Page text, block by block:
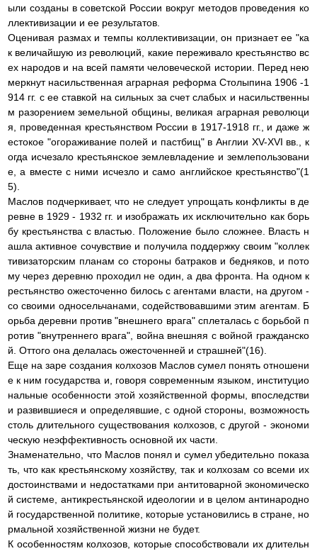
ыли созданы в советской России вокруг методов проведения ко
ллективизации и ее результатов.
Оценивая размах и темпы коллективизации, он признает ее "ка
к величайшую из революций, какие переживало крестьянство вс
ех народов и на всей памяти человеческой истории. Перед нею
меркнут насильственная аграрная реформа Столыпина 1906 -1
914 гг. с ее ставкой на сильных за счет слабых и насильственны
м разорением земельной общины, великая аграрная революци
я, проведенная крестьянством России в 1917-1918 гг., и даже ж
естокое "огораживание полей и пастбищ" в Англии XV-XVI вв., к
огда исчезало крестьянское землевладение и землепользовани
е, а вместе с ними исчезло и само английское крестьянство"(1
5).
Маслов подчеркивает, что не следует упрощать конфликты в де
ревне в 1929 - 1932 гг. и изображать их исключительно как борь
бу крестьянства с властью. Положение было сложнее. Власть н
ашла активное сочувствие и получила поддержку своим "коллек
тивизаторским планам со стороны батраков и бедняков, и пото
му через деревню проходил не один, а два фронта. На одном к
рестьянство ожесточенно билось с агентами власти, на другом -
со своими односельчанами, содействовавшими этим агентам. Б
орьба деревни против "внешнего врага" сплеталась с борьбой п
ротив "внутреннего врага", война внешняя с войной гражданско
й. Оттого она делалась ожесточенней и страшней"(16).
Еще на заре создания колхозов Маслов сумел понять отношени
е к ним государства и, говоря современным языком, институцио
нальные особенности этой хозяйственной формы, впоследстви
и развившиеся и определявшие, с одной стороны, возможность
столь длительного существования колхозов, с другой - экономи
ческую неэффективность основной их части.
Знаменательно, что Маслов понял и сумел убедительно показа
ть, что как крестьянскому хозяйству, так и колхозам со всеми их
достоинствами и недостатками при антитоварной экономическо
й системе, антикрестьянской идеологии и в целом антинародно
й государственной политике, которые установились в стране, но
рмальной хозяйственной жизни не будет.
К особенностям колхозов, которые способствовали их длительн